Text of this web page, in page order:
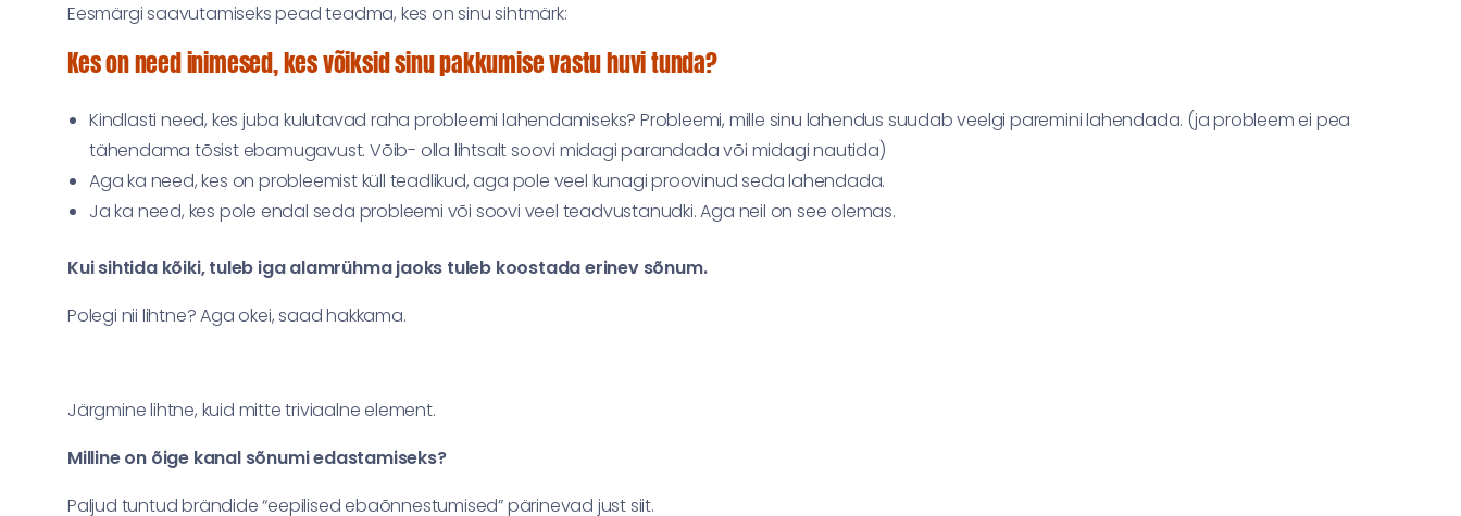
Eesmärgi saavutamiseks pead teadma, kes on sinu sihtmärk:
Kes on need inimesed, kes võiksid sinu pakkumise vastu huvi tunda?
Kindlasti need, kes juba kulutavad raha probleemi lahendamiseks? Probleemi, mille sinu lahendus suudab veelgi paremini lahendada. (ja probleem ei pea
tähendama tõsist ebamugavust. Võib- olla lihtsalt soovi midagi parandada või midagi nautida)
Aga ka need, kes on probleemist küll teadlikud, aga pole veel kunagi proovinud seda lahendada.
Ja ka need, kes pole endal seda probleemi või soovi veel teadvustanudki. Aga neil on see olemas.
Kui sihtida kõiki, tuleb iga alamrühma jaoks tuleb koostada erinev sõnum.
Polegi nii lihtne? Aga okei, saad hakkama.
Järgmine lihtne, kuid mitte triviaalne element.
Milline on õige kanal sõnumi edastamiseks?
Paljud tuntud brändide “eepilised ebaõnnestumised” pärinevad just siit.